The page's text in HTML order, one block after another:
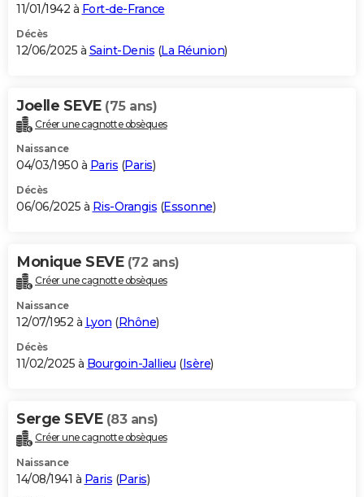
11/01/1942 à Fort-de-France
Décès
12/06/2025 à Saint-Denis (La Réunion)
Joelle SEVE (75 ans)
Créer une cagnotte obsèques
Naissance
04/03/1950 à Paris (Paris)
Décès
06/06/2025 à Ris-Orangis (Essonne)
Monique SEVE (72 ans)
Créer une cagnotte obsèques
Naissance
12/07/1952 à Lyon (Rhône)
Décès
11/02/2025 à Bourgoin-Jallieu (Isère)
Serge SEVE (83 ans)
Créer une cagnotte obsèques
Naissance
14/08/1941 à Paris (Paris)